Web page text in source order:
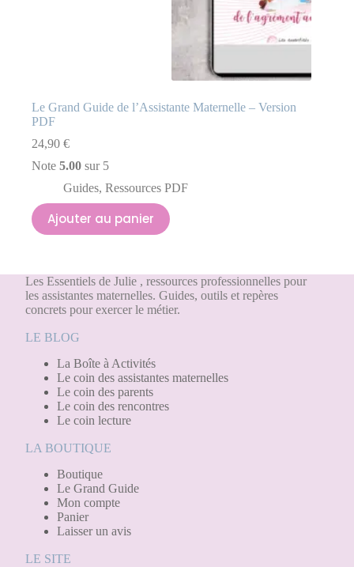
Le Grand Guide de l’Assistante Maternelle – Version
PDF
24,90 €
Note 5.00 sur 5
Guides, Ressources PDF
Ajouter au panier
Les Essentiels de Julie , ressources professionnelles pour
les assistantes maternelles. Guides, outils et repères
concrets pour exercer le métier.
LE BLOG
La Boîte à Activités
Le coin des assistantes maternelles
Le coin des parents
Le coin des rencontres
Le coin lecture
LA BOUTIQUE
Boutique
Le Grand Guide
Mon compte
Panier
Laisser un avis
LE SITE